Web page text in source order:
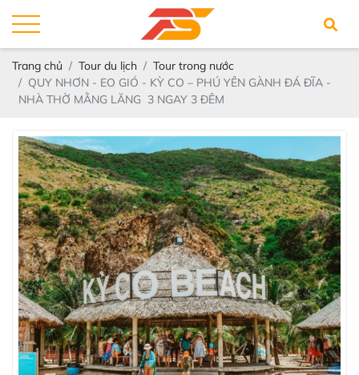
Trang chủ Tour du lịch
Tour trong nước
QUY NHƠN - EO GIÓ - KỲ CO – PHÚ YÊN GÀNH ĐÁ ĐĨA -
NHÀ THỜ MẰNG LĂNG 3 NGAY 3 ĐÊM